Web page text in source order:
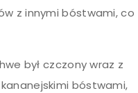
z innymi bóstwami, co
był czczony wraz z
bóstwami,